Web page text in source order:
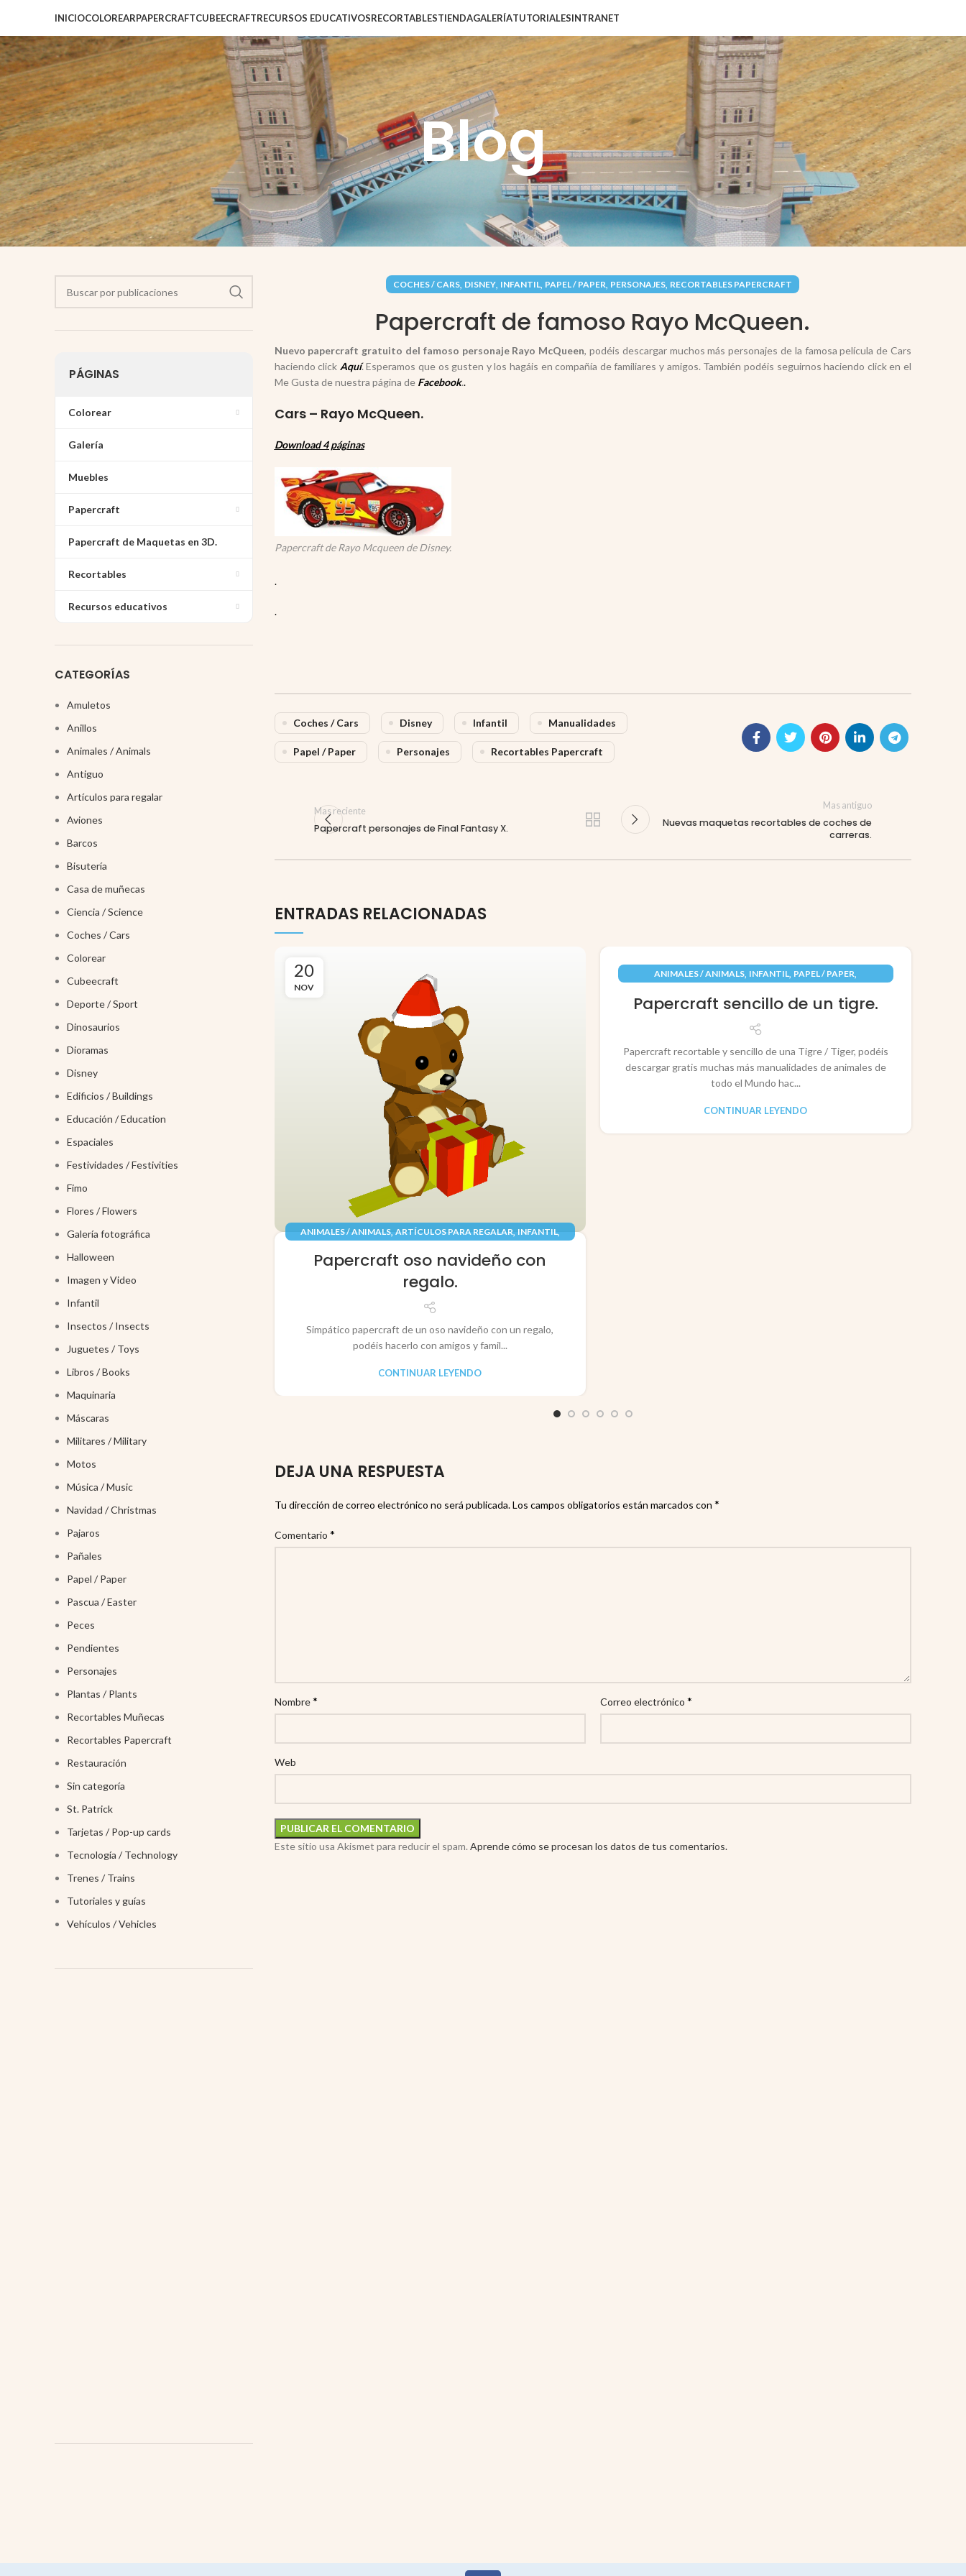
INICIOCOLOREARPAPERCRAFTCUBEECRAFTRECURSOS EDUCATIVOSRECORTABLESTIENDAGALERÍATUTORIALESINTRANET
Blog
COCHES / CARS, DISNEY, INFANTIL, PAPEL / PAPER, PERSONAJES, RECORTABLES PAPERCRAFT
Papercraft de famoso Rayo McQueen.
Nuevo papercraft gratuito del famoso personaje Rayo McQueen, podéis descargar muchos más personajes de la famosa película de Cars
haciendo click Aquí. Esperamos que os gusten y los hagáis en compañía de familiares y amigos. También podéis seguirnos haciendo click en el
Me Gusta de nuestra página de Facebook..
Cars – Rayo McQueen.
Download 4 páginas
Papercraft de Rayo Mcqueen de Disney.
.
.
Coches / Cars Disney Infantil Manualidades
Papel / Paper Personajes Recortables Papercraft
Mas reciente
Papercraft personajes de Final Fantasy X.
Mas antiguo
Nuevas maquetas recortables de coches de
carreras.
ENTRADAS RELACIONADAS
20
NOV
ANIMALES / ANIMALS, ARTÍCULOS PARA REGALAR, INFANTIL,
Papercraft oso navideño con
regalo.
Simpático papercraft de un oso navideño con un regalo,
podéis hacerlo con amigos y famil...
CONTINUAR LEYENDO
ANIMALES / ANIMALS, INFANTIL, PAPEL / PAPER,
Papercraft sencillo de un tigre.
Papercraft recortable y sencillo de una Tigre / Tiger, podéis
descargar gratis muchas más manualidades de animales de
todo el Mundo hac...
CONTINUAR LEYENDO
DEJA UNA RESPUESTA
Tu dirección de correo electrónico no será publicada. Los campos obligatorios están marcados con *
Comentario *
Nombre* Correo electrónico *
Web
Este sitio usa Akismet para reducir el spam. Aprende cómo se procesan los datos de tus comentarios.
PÁGINAS
Colorear
Galería
Muebles
Papercraft
Papercraft de Maquetas en 3D.
Recortables
Recursos educativos
CATEGORÍAS
Amuletos
Anillos
Animales / Animals
Antiguo
Artículos para regalar
Aviones
Barcos
Bisutería
Casa de muñecas
Ciencia / Science
Coches / Cars
Colorear
Cubeecraft
Deporte / Sport
Dinosaurios
Dioramas
Disney
Edificios / Buildings
Educación / Education
Espaciales
Festividades / Festivities
Fimo
Flores / Flowers
Galería fotográfica
Halloween
Imagen y Video
Infantil
Insectos / Insects
Juguetes / Toys
Libros / Books
Maquinaria
Máscaras
Militares / Military
Motos
Música / Music
Navidad / Christmas
Pajaros
Pañales
Papel / Paper
Pascua / Easter
Peces
Pendientes
Personajes
Plantas / Plants
Recortables Muñecas
Recortables Papercraft
Restauración
Sin categoría
St. Patrick
Tarjetas / Pop-up cards
Tecnología / Technology
Trenes / Trains
Tutoriales y guías
Vehículos / Vehicles